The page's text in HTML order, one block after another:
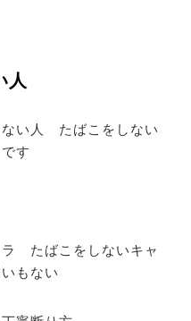
人
い人 たばこをしない
す
たばこをしないキャ
もない